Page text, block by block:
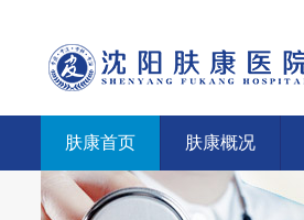
肤康首页 肤康概况